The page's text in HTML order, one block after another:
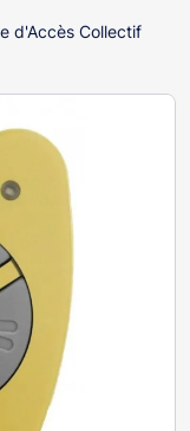
d'Accès Collectif